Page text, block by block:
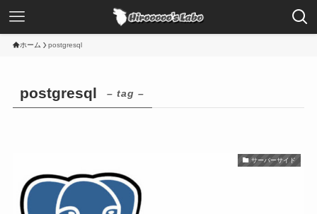
ホーム postgresql
postgresql – tag –
サーバーサイド